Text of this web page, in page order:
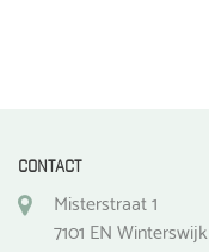
CONTACT
Misterstraat 1
7101 EN Winterswijk